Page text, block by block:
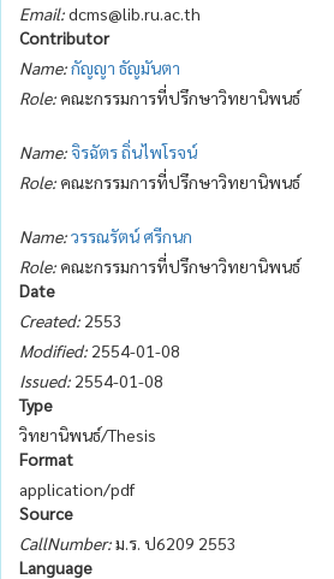
Email:dcms@lib.ru.ac.th
Contributor
Name:กัญญา ธัญมันตา
Role: คณะกรรมการที่ปรึกษาวิทยานิพนธ์
Name: จิรฉัตร ถิ่นไพโรจน์
Role: คณะกรรมการที่ปรึกษาวิทยานิพนธ์
Name:วรรณรัตน์ ศรีกนก
Role: คณะกรรมการที่ปรึกษาวิทยานิพนธ์
Date
Created: 2553
Modified: 2554-01-08
Issued: 2554-01-08
Type
วิทยานิพนธ์/Thesis
Format
application/pdf
Source
CallNumber:ม.ร. ป6209 2553
Language